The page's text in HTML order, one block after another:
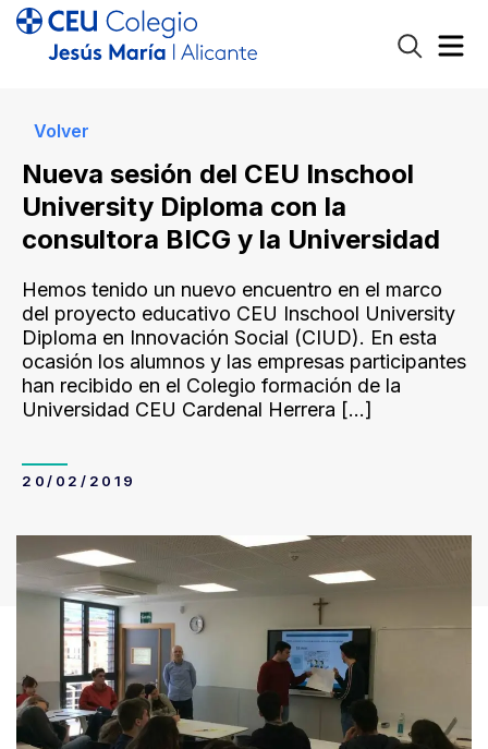
Volver
Nueva sesión del CEU Inschool
University Diploma con la
consultora BICG y la Universidad
Hemos tenido un nuevo encuentro en el marco
del proyecto educativo CEU Inschool University
Diploma en Innovación Social (CIUD). En esta
ocasión los alumnos y las empresas participantes
han recibido en el Colegio formación de la
Universidad CEU Cardenal Herrera […]
20/02/2019